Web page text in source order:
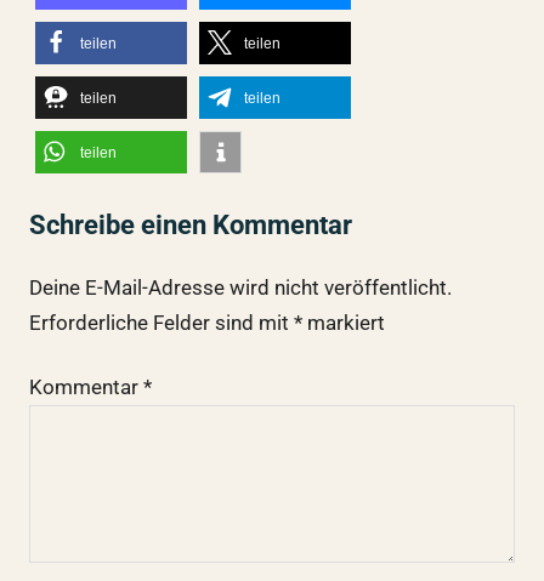
teilen teilen
teilen teilen
teilen
Schreibe einen Kommentar
Deine E-Mail-Adresse wird nicht veröffentlicht.
Erforderliche Felder sind mit *markiert
Kommentar *